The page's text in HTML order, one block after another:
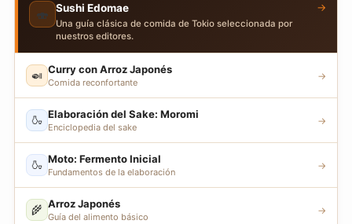
🍣 Sushi Edomae
Una guía clásica de comida de Tokio seleccionada por
nuestros editores.
→
🍛 Curry con Arroz Japonés
Comida reconfortante
→
🍶 Elaboración del Sake: Moromi
Enciclopedia del sake
→
🍶 Moto: Fermento Inicial
Fundamentos de la elaboración
→
🌾 Arroz Japonés
Guía del alimento básico
→